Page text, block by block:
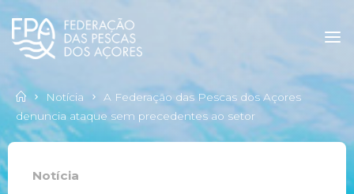
Notícia
A Federação das Pescas dos Açores
denuncia ataque sem precedentes ao setor
Notícia